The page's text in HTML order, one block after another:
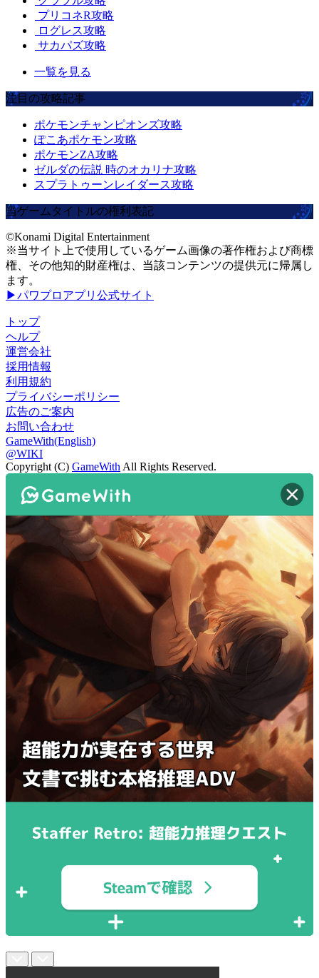
プリコネR攻略
ログレス攻略
サカパズ攻略
一覧を見る
注目の攻略記事
ポケモンチャンピオンズ攻略
ぽこあポケモン攻略
ポケモンZA攻略
ゼルダの伝説 時のオカリナ攻略
スプラトゥーンレイダース攻略
当ゲームタイトルの権利表記
©Konami Digital Entertainment
※当サイト上で使用しているゲーム画像の著作権および商標
権、その他知的財産権は、当該コンテンツの提供元に帰属し
ます。
▶パワプロアプリ公式サイト
トップ
ヘルプ
運営会社
採用情報
利用規約
プライバシーポリシー
広告のご案内
お問い合わせ
GameWith(English)
@WIKI
Copyright (C) GameWith All Rights Reserved.